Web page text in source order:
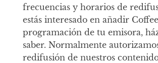
frecuencias y horarios de
estás interesado en añadir
programación de tu emisora,
saber. Normalmente
redifusión de nuestros